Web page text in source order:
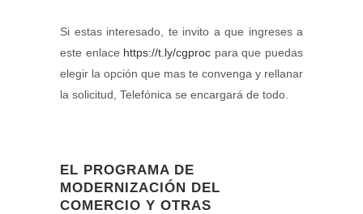
Si estas interesado, te invito a que ingreses a
este enlace https://t.ly/cgproc para que puedas
elegir la opción que mas te convenga y rellanar
la solicitud, Telefónica se encargará de todo.
EL PROGRAMA DE
MODERNIZACIÓN DEL
COMERCIO Y OTRAS